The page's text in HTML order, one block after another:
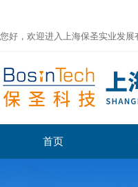
您好，欢迎进入上海保圣实业发展
首页